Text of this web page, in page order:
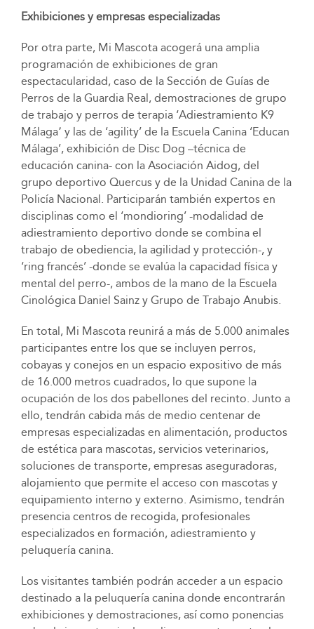
Exhibiciones y empresas especializadas
Por otra parte, Mi Mascota acogerá una amplia
programación de exhibiciones de gran
espectacularidad, caso de la Sección de Guías de
Perros de la Guardia Real, demostraciones de grupo
de trabajo y perros de terapia ‘Adiestramiento K9
Málaga՚ y las de ‘agility’ de la Escuela Canina ‘Educan
Málaga’, exhibición de Disc Dog –técnica de
educación canina- con la Asociación Aidog, del
grupo deportivo Quercus y de la Unidad Canina de la
Policía Nacional. Participarán también expertos en
disciplinas como el ‘mondioring’ -modalidad de
adiestramiento deportivo donde se combina el
trabajo de obediencia, la agilidad y protección-, y
‘ring francés’ -donde se evalúa la capacidad física y
mental del perro-, ambos de la mano de la Escuela
Cinológica Daniel Sainz y Grupo de Trabajo Anubis.
En total, Mi Mascota reunirá a más de 5.000 animales
participantes entre los que se incluyen perros,
cobayas y conejos en un espacio expositivo de más
de 16.000 metros cuadrados, lo que supone la
ocupación de los dos pabellones del recinto. Junto a
ello, tendrán cabida más de medio centenar de
empresas especializadas en alimentación, productos
de estética para mascotas, servicios veterinarios,
soluciones de transporte, empresas aseguradoras,
alojamiento que permite el acceso con mascotas y
equipamiento interno y externo. Asimismo, tendrán
presencia centros de recogida, profesionales
especializados en formación, adiestramiento y
peluquería canina.
Los visitantes también podrán acceder a un espacio
destinado a la peluquería canina donde encontrarán
exhibiciones y demostraciones, así como ponencias